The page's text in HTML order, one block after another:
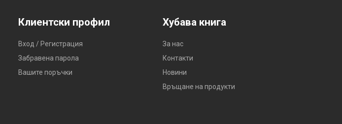
Клиентски профил
Вход / Регистрация
Забравена парола
Вашите поръчки
Хубава книга
За нас
Контакти
Новини
Връщане на продукти